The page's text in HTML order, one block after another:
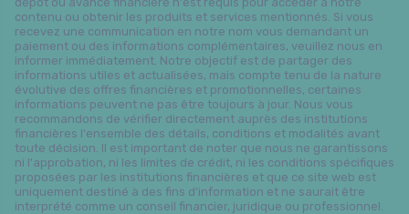
contenu ou obtenir les produits et services mentionnés. Si vous
recevez une communication en notre nom vous demandant un
paiement ou des informations complémentaires, veuillez nous en
informer immédiatement. Notre objectif est de partager des
informations utiles et actualisées, mais compte tenu de la nature
évolutive des offres financières et promotionnelles, certaines
informations peuvent ne pas être toujours à jour. Nous vous
recommandons de vérifier directement auprès des institutions
financières l'ensemble des détails, conditions et modalités avant
toute décision. Il est important de noter que nous ne garantissons
ni l'approbation, ni les limites de crédit, ni les conditions spécifiques
proposées par les institutions financières et que ce site web est
uniquement destiné à des fins d'information et ne saurait être
interprété comme un conseil financier, juridique ou professionnel.